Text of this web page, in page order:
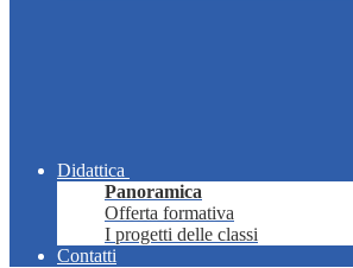
Didattica
Panoramica
Offerta formativa
I progetti delle classi
Contatti